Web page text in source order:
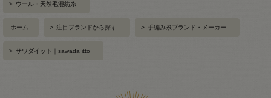
> ウール・天然毛混紡糸
ホーム > 注目ブランドから探す > 手編み糸ブランド・メーカー
> サワダイット｜sawada itto